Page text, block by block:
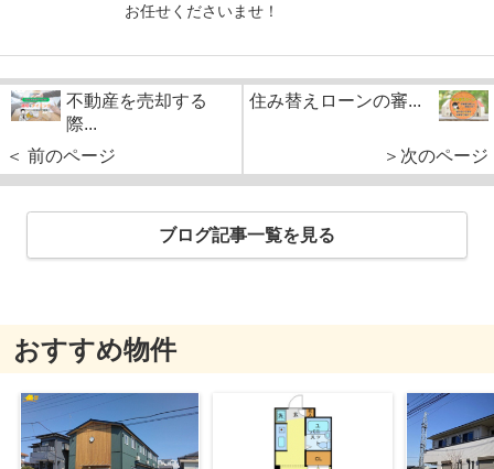
お任せくださいませ！
不動産を売却する
際...
＜ 前のページ
住み替えローンの審...
＞次のページ
ブログ記事一覧を見る
おすすめ物件